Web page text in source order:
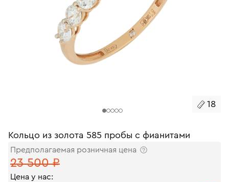
18
Кольцо из золота 585 пробы с фианитами
Предполагаемая розничная цена
23 500 ₽
Цена у нас: